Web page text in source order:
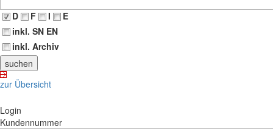
D
F I
E
inkl. SN EN
inkl. Archiv
zur Übersicht
Login
Kundennummer